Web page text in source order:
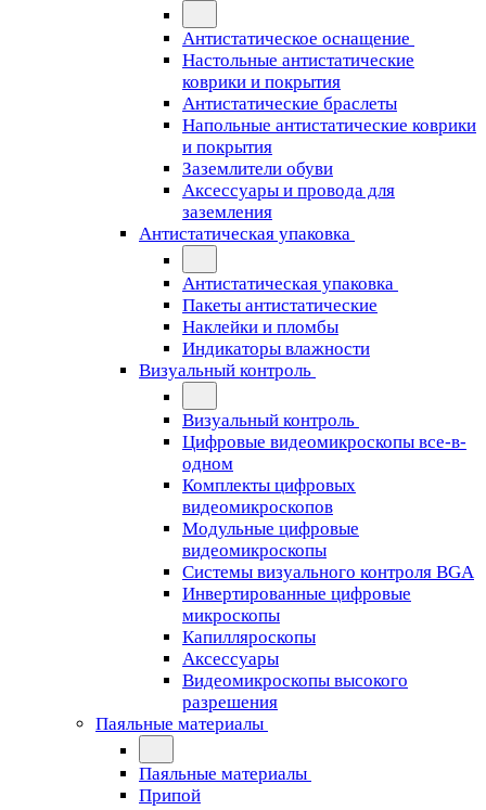
Антистатическое оснащение
Настольные антистатические
коврики и покрытия
Антистатические браслеты
Напольные антистатические коврики
и покрытия
Заземлители обуви
Аксессуары и провода для
заземления
Антистатическая упаковка
Антистатическая упаковка
Пакеты антистатические
Наклейки и пломбы
Индикаторы влажности
Визуальный контроль
Визуальный контроль
Цифровые видеомикроскопы все-в-
одном
Комплекты цифровых
видеомикроскопов
Модульные цифровые
видеомикроскопы
Cистемы визуального контроля BGA
Инвертированные цифровые
микроскопы
Капилляроскопы
Аксессуары
Видеомикроскопы высокого
разрешения
Паяльные материалы
Паяльные материалы
Припой